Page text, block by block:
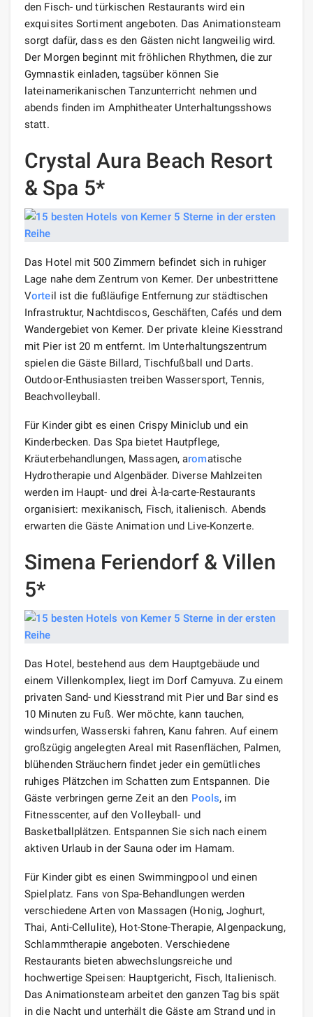
den Fisch- und türkischen Restaurants wird ein
exquisites Sortiment angeboten. Das Animationsteam
sorgt dafür, dass es den Gästen nicht langweilig wird.
Der Morgen beginnt mit fröhlichen Rhythmen, die zur
Gymnastik einladen, tagsüber können Sie
lateinamerikanischen Tanzunterricht nehmen und
abends finden im Amphitheater Unterhaltungsshows
statt.
Crystal Aura Beach Resort
& Spa 5*
Das Hotel mit 500 Zimmern befindet sich in ruhiger
Lage nahe dem Zentrum von Kemer. Der unbestrittene
Vorteil ist die fußläufige Entfernung zur städtischen
Infrastruktur, Nachtdiscos, Geschäften, Cafés und dem
Wandergebiet von Kemer. Der private kleine Kiesstrand
mit Pier ist 20 m entfernt. Im Unterhaltungszentrum
spielen die Gäste Billard, Tischfußball und Darts.
Outdoor-Enthusiasten treiben Wassersport, Tennis,
Beachvolleyball.
Für Kinder gibt es einen Crispy Miniclub und ein
Kinderbecken. Das Spa bietet Hautpflege,
Kräuterbehandlungen, Massagen, aromatische
Hydrotherapie und Algenbäder. Diverse Mahlzeiten
werden im Haupt- und drei À-la-carte-Restaurants
organisiert: mexikanisch, Fisch, italienisch. Abends
erwarten die Gäste Animation und Live-Konzerte.
Simena Feriendorf & Villen
5*
Das Hotel, bestehend aus dem Hauptgebäude und
einem Villenkomplex, liegt im Dorf Camyuva. Zu einem
privaten Sand- und Kiesstrand mit Pier und Bar sind es
10 Minuten zu Fuß. Wer möchte, kann tauchen,
windsurfen, Wasserski fahren, Kanu fahren. Auf einem
großzügig angelegten Areal mit Rasenflächen, Palmen,
blühenden Sträuchern findet jeder ein gemütliches
ruhiges Plätzchen im Schatten zum Entspannen. Die
Gäste verbringen gerne Zeit an den Pools, im
Fitnesscenter, auf den Volleyball- und
Basketballplätzen. Entspannen Sie sich nach einem
aktiven Urlaub in der Sauna oder im Hamam.
Für Kinder gibt es einen Swimmingpool und einen
Spielplatz. Fans von Spa-Behandlungen werden
verschiedene Arten von Massagen (Honig, Joghurt,
Thai, Anti-Cellulite), Hot-Stone-Therapie, Algenpackung,
Schlammtherapie angeboten. Verschiedene
Restaurants bieten abwechslungsreiche und
hochwertige Speisen: Hauptgericht, Fisch, Italienisch.
Das Animationsteam arbeitet den ganzen Tag bis spät
in die Nacht und unterhält die Gäste am Strand und in